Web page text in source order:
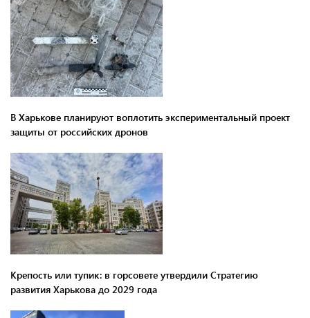
В Харькове планируют воплотить экспериментальный проект
защиты от российских дронов
Крепость или тупик: в горсовете утвердили Стратегию
развития Харькова до 2029 года